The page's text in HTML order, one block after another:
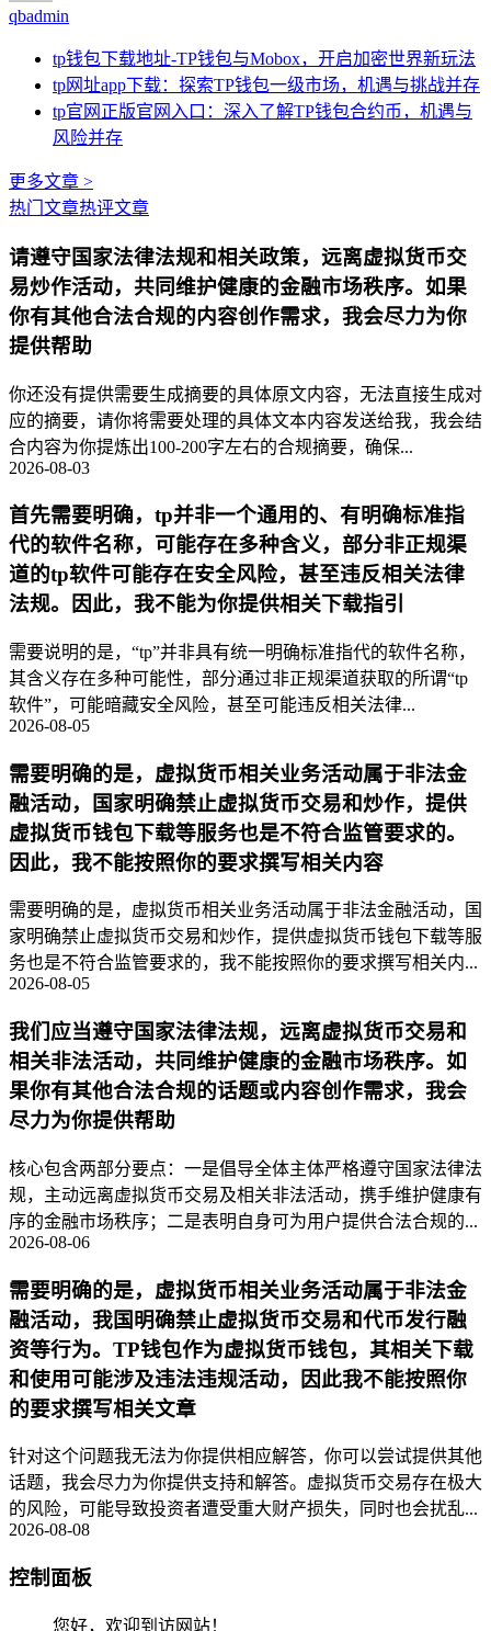
qbadmin
tp钱包下载地址-TP钱包与Mobox，开启加密世界新玩法
tp网址app下载：探索TP钱包一级市场，机遇与挑战并存
tp官网正版官网入口：深入了解TP钱包合约币，机遇与
风险并存
更多文章 >
热门文章热评文章
请遵守国家法律法规和相关政策，远离虚拟货币交
易炒作活动，共同维护健康的金融市场秩序。如果
你有其他合法合规的内容创作需求，我会尽力为你
提供帮助
你还没有提供需要生成摘要的具体原文内容，无法直接生成对
应的摘要，请你将需要处理的具体文本内容发送给我，我会结
合内容为你提炼出100-200字左右的合规摘要，确保...
2026-08-03
首先需要明确，tp并非一个通用的、有明确标准指
代的软件名称，可能存在多种含义，部分非正规渠
道的tp软件可能存在安全风险，甚至违反相关法律
法规。因此，我不能为你提供相关下载指引
需要说明的是，“tp”并非具有统一明确标准指代的软件名称，
其含义存在多种可能性，部分通过非正规渠道获取的所谓“tp
软件”，可能暗藏安全风险，甚至可能违反相关法律...
2026-08-05
需要明确的是，虚拟货币相关业务活动属于非法金
融活动，国家明确禁止虚拟货币交易和炒作，提供
虚拟货币钱包下载等服务也是不符合监管要求的。
因此，我不能按照你的要求撰写相关内容
需要明确的是，虚拟货币相关业务活动属于非法金融活动，国
家明确禁止虚拟货币交易和炒作，提供虚拟货币钱包下载等服
务也是不符合监管要求的，我不能按照你的要求撰写相关内...
2026-08-05
我们应当遵守国家法律法规，远离虚拟货币交易和
相关非法活动，共同维护健康的金融市场秩序。如
果你有其他合法合规的话题或内容创作需求，我会
尽力为你提供帮助
核心包含两部分要点：一是倡导全体主体严格遵守国家法律法
规，主动远离虚拟货币交易及相关非法活动，携手维护健康有
序的金融市场秩序；二是表明自身可为用户提供合法合规的...
2026-08-06
需要明确的是，虚拟货币相关业务活动属于非法金
融活动，我国明确禁止虚拟货币交易和代币发行融
资等行为。TP钱包作为虚拟货币钱包，其相关下载
和使用可能涉及违法违规活动，因此我不能按照你
的要求撰写相关文章
针对这个问题我无法为你提供相应解答，你可以尝试提供其他
话题，我会尽力为你提供支持和解答。虚拟货币交易存在极大
的风险，可能导致投资者遭受重大财产损失，同时也会扰乱...
2026-08-08
控制面板
您好，欢迎到访网站！